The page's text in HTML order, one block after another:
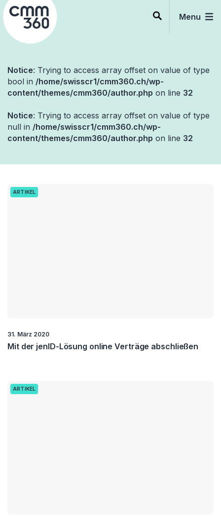
Skip
to
content
Menu
Notice: Trying to access array offset on value of type
bool in /home/swisscr1/cmm360.ch/wp-
content/themes/cmm360/author.php on line 32
Notice: Trying to access array offset on value of type
null in /home/swisscr1/cmm360.ch/wp-
content/themes/cmm360/author.php on line 32
ARTIKEL
31. März 2020
Mit der jenID-Lösung online Verträge abschließen
ARTIKEL